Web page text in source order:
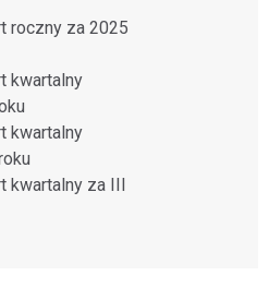
roczny za 2025
kwartalny
kwartalny
kwartalny za III